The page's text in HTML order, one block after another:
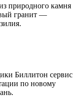
природного камня
гранит —
Биллитон сервис
по новому